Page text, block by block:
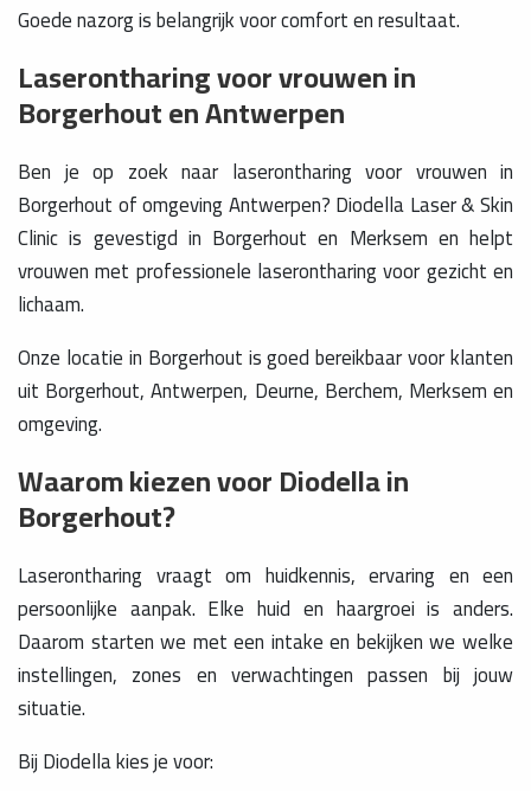
Goede nazorg is belangrijk voor comfort en resultaat.
Laserontharing voor vrouwen in
Borgerhout en Antwerpen
Ben je op zoek naar laserontharing voor vrouwen in
Borgerhout of omgeving Antwerpen? Diodella Laser & Skin
Clinic is gevestigd in Borgerhout en Merksem en helpt
vrouwen met professionele laserontharing voor gezicht en
lichaam.
Onze locatie in Borgerhout is goed bereikbaar voor klanten
uit Borgerhout, Antwerpen, Deurne, Berchem, Merksem en
omgeving.
Waarom kiezen voor Diodella in
Borgerhout?
Laserontharing vraagt om huidkennis, ervaring en een
persoonlijke aanpak. Elke huid en haargroei is anders.
Daarom starten we met een intake en bekijken we welke
instellingen, zones en verwachtingen passen bij jouw
situatie.
Bij Diodella kies je voor: